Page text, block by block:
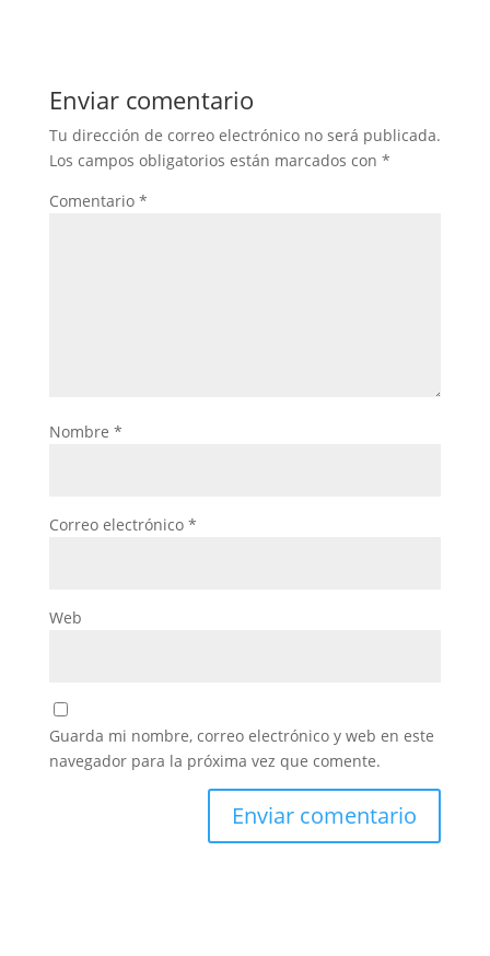
Enviar comentario
Tu dirección de correo electrónico no será publicada.
Los campos obligatorios están marcados con *
Comentario *
Nombre *
Correo electrónico *
Web
Guarda mi nombre, correo electrónico y web en este
navegador para la próxima vez que comente.